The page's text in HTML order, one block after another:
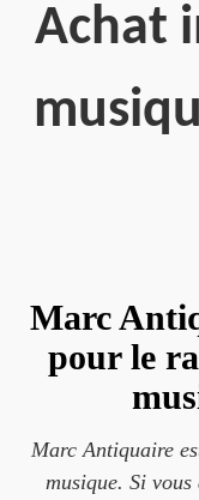
Achat
Marc
pour le
Marc Antiquaire
musique. Si